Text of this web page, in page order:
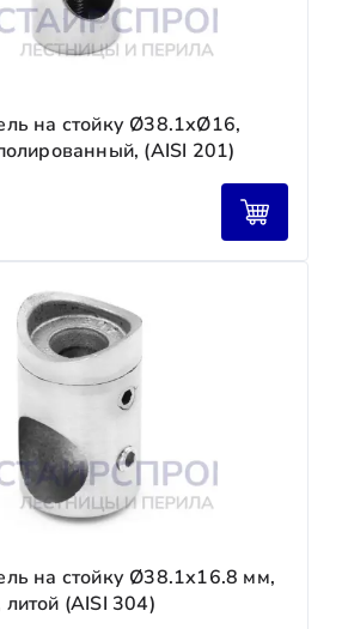
на стойку Ø38.1хØ16,
(AISI 201)
на стойку Ø38.1х16.8 мм,
(AISI 304)